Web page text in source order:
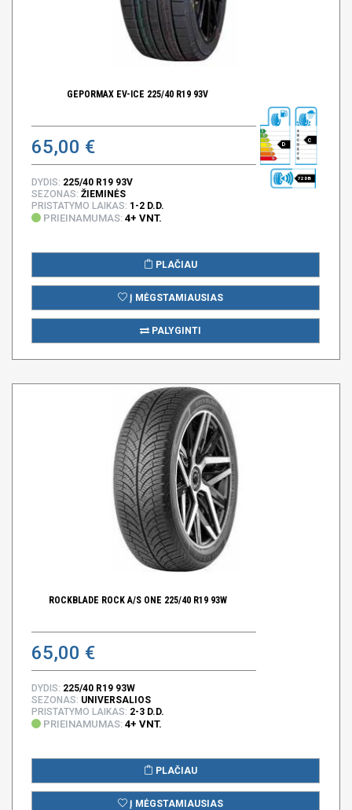
GEPORMAX EV-ICE 225/40 R19 93V
65,00 € D
C
72 DB
DYDIS: 225/40 R19 93V
SEZONAS: ŽIEMINĖS
PRISTATYMO LAIKAS: 1-2 D.D.
PRIEINAMUMAS: 4+ VNT.
PLAČIAU
Į MĖGSTAMIAUSIAS
PALYGINTI
ROCKBLADE ROCK A/S ONE 225/40 R19 93W
65,00 €
DYDIS: 225/40 R19 93W
SEZONAS: UNIVERSALIOS
PRISTATYMO LAIKAS: 2-3 D.D.
PRIEINAMUMAS: 4+ VNT.
PLAČIAU
Į MĖGSTAMIAUSIAS